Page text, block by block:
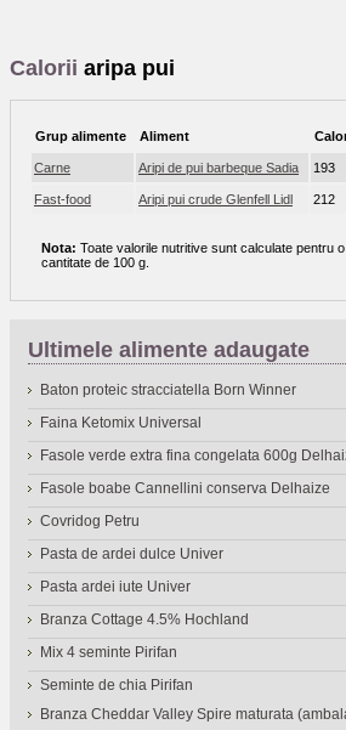
Calorii aripa pui
Grup alimente Aliment
Carne Aripi de pui barbeque Sadia 193
Fast-food Aripi pui crude Glenfell Lidl 212
Nota: Toate valorile nutritive sunt calculate pentru o
cantitate de 100 g.
Ultimele alimente adaugate
Baton proteic stracciatella Born Winner
Faina Ketomix Universal
Fasole verde extra fina congelata 600g
Fasole boabe Cannellini conserva Delhaize
Covridog Petru
Pasta de ardei dulce Univer
Pasta ardei iute Univer
Branza Cottage 4.5% Hochland
Mix 4 seminte Pirifan
Seminte de chia Pirifan
Branza Cheddar Valley Spire maturata